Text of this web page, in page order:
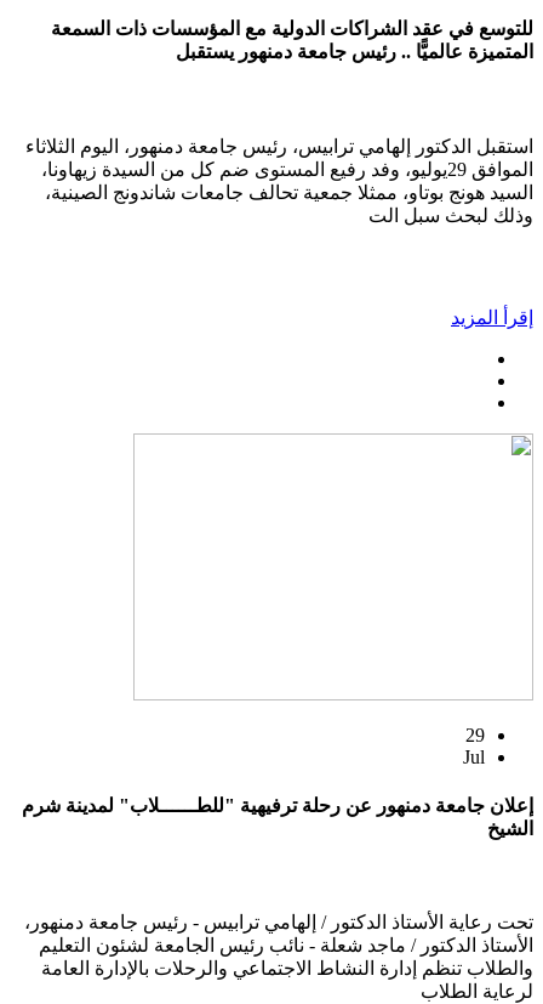
للتوسع في عقد الشراكات الدولية مع المؤسسات ذات السمعة
المتميزة عالميًّا .. رئيس جامعة دمنهور يستقبل
استقبل الدكتور إلهامي ترابيس، رئيس جامعة دمنهور، اليوم الثلاثاء
الموافق 29يوليو، وفد رفيع المستوى ضم كل من السيدة زيهاونا،
السيد هونج بوتاو، ممثلا جمعية تحالف جامعات شاندونج الصينية،
وذلك لبحث سبل الت
إقرأ المزيد
29
Jul
إعلان جامعة دمنهور عن رحلة ترفيهية "للطــــــلاب" لمدينة شرم
الشيخ
تحت رعاية الأستاذ الدكتور / إلهامي ترابيس - رئيس جامعة دمنهور،
الأستاذ الدكتور / ماجد شعلة - نائب رئيس الجامعة لشئون التعليم
والطلاب تنظم إدارة النشاط الاجتماعي والرحلات بالإدارة العامة
لرعاية الطلاب